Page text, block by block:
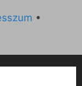
•